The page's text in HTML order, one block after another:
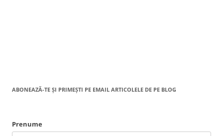
ABONEAZĂ-TE ȘI PRIMEȘTI PE EMAIL ARTICOLELE DE PE BLOG
Prenume